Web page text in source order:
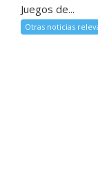
Juegos de...
Otras noticias